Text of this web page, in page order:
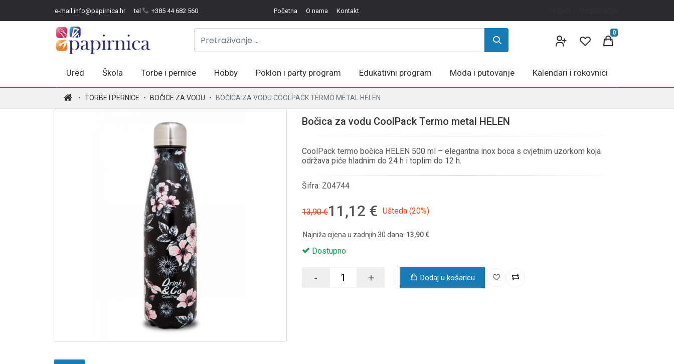
e-mail info@papirnica.hr tel +385 44 682 560 Početna O nama Kontakt
0
Ured Škola Torbe i pernice Hobby Poklon i party program Edukativni program Moda i putovanje Kalendari i rokovnici
TORBE I PERNICE BOČICE ZA VODU BOČICA ZA VODU COOLPACK TERMO METAL HELEN
Bočica za vodu CoolPack Termo metal HELEN
CoolPack termo bočica HELEN 500 ml – elegantna inox boca s cvjetnim uzorkom koja
održava piće hladnim do 24 h i toplim do 12 h.
Šifra: Z04744
13,90 €11,12 € Ušteda (20%)
Najniža cijena u zadnjih 30 dana: 13,90 €
Dostupno
- + Dodaj u košaricu